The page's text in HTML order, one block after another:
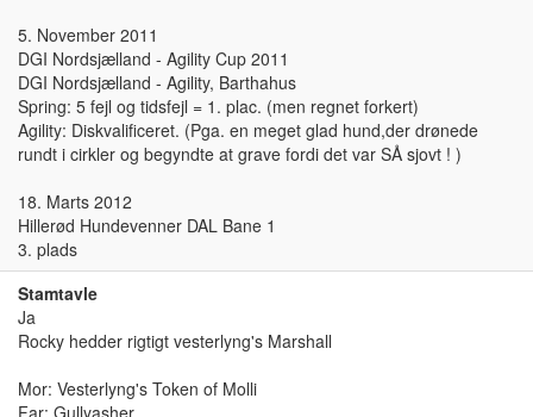
5. November 2011
DGI Nordsjælland - Agility Cup 2011
DGI Nordsjælland - Agility, Barthahus
Spring: 5 fejl og tidsfejl = 1. plac. (men regnet forkert)
Agility: Diskvalificeret. (Pga. en meget glad hund,der drønede
rundt i cirkler og begyndte at grave fordi det var SÅ sjovt ! )
18. Marts 2012
Hillerød Hundevenner DAL Bane 1
3. plads
Stamtavle
Ja
Rocky hedder rigtigt vesterlyng's Marshall
Mor: Vesterlyng's Token of Molli
Far: Gullyasher